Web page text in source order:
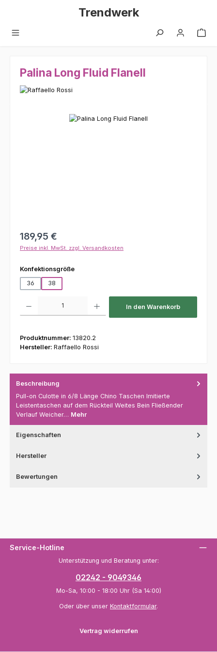
Zum Hauptinhalt springenTrendwerk
Palina Long Fluid Flanell
Bildergalerie überspringen
Regulärer Preis:
189,95 €
Preise inkl. MwSt. zzgl. Versandkosten
Konfektionsgrößeauswählen
36
38
In den Warenkorb
Produktnummer: 13820.2
Hersteller: Raffaello Rossi
Beschreibung
Pull-on Culotte in 6/8 Länge Chino Taschen Imitierte
Leistentaschen auf dem Rückteil Weites Bein Fließender
Verlauf Weicher… Mehr
Eigenschaften
Hersteller
Bewertungen
Service-Hotline
Unterstützung und Beratung unter:
02242 - 9049346
Mo-Sa, 10:00 - 18:00 Uhr (Sa 14:00)
Oder über unser Kontaktformular.
Vertrag widerrufen